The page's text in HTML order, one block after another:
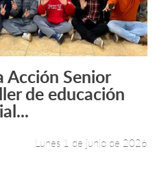
Leer más +
Acción Senior
de educación
Lunes 1 de junio de 2026